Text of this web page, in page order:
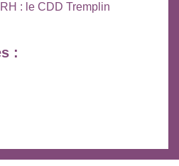
: le CDD Tremplin
: